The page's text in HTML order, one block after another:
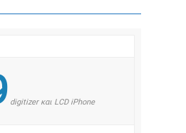
digitizer και LCD iPhone